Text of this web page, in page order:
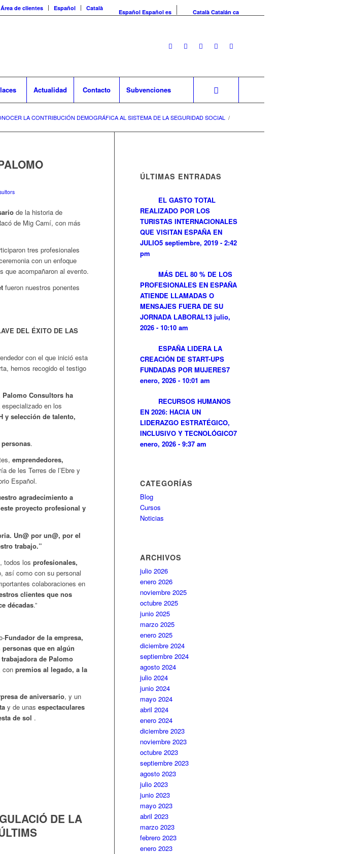
Área de clientes Español Català
Español Español es Català Catalán ca
Actualidad Contacto Subvenciones
LA CONTRIBUCIÓN DEMOGRÁFICA AL SISTEMA DE LA SEGURIDAD SOCIAL
/
de la historia de
de Mig Camí, con más
tres profesionales
con un enfoque
que acompañaron al evento.
fueron nuestros ponentes
DEL ÉXITO DE LAS
con el que inició esta
hemos recogido el testigo
Palomo Consultors ha
en los
y selección de talento,
personas.
emprendedores,
de les Terres de l’Ebre y
Español.
agradecimiento a
proyecto profesional y
Un@ por un@, por el
trabajo.”
todos los profesionales,
así como con su personal
colaboraciones en
clientes que nos
décadas.”
Fundador de la empresa,
personas que en algún
de Palomo
con premios al legado, a la
de aniversario, y un
y de unas espectaculares
de sol .
DE LA
ÚLTIMAS ENTRADAS
EL GASTO TOTAL
REALIZADO POR LOS
TURISTAS INTERNACIONALES
QUE VISITAN ESPAÑA EN
JULIO5 septiembre, 2019 - 2:42
pm
MÁS DEL 80 % DE LOS
PROFESIONALES EN ESPAÑA
ATIENDE LLAMADAS O
MENSAJES FUERA DE SU
JORNADA LABORAL13 julio,
2026 - 10:10 am
ESPAÑA LIDERA LA
CREACIÓN DE START-UPS
FUNDADAS POR MUJERES7
enero, 2026 - 10:01 am
RECURSOS HUMANOS
EN 2026: HACIA UN
LIDERAZGO ESTRATÉGICO,
INCLUSIVO Y TECNOLÓGICO7
enero, 2026 - 9:37 am
CATEGORÍAS
Blog
Cursos
Noticias
ARCHIVOS
julio 2026
enero 2026
noviembre 2025
octubre 2025
junio 2025
marzo 2025
enero 2025
diciembre 2024
septiembre 2024
agosto 2024
julio 2024
junio 2024
mayo 2024
abril 2024
enero 2024
diciembre 2023
noviembre 2023
octubre 2023
septiembre 2023
agosto 2023
julio 2023
junio 2023
mayo 2023
abril 2023
marzo 2023
febrero 2023
enero 2023